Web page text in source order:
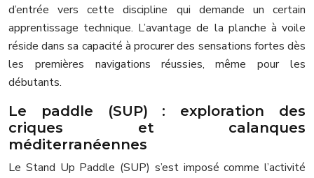
d’entrée vers cette discipline qui demande un certain
apprentissage technique. L’avantage de la planche à voile
réside dans sa capacité à procurer des sensations fortes dès
les premières navigations réussies, même pour les
débutants.
Le paddle (SUP) : exploration des
criques et calanques
méditerranéennes
Le Stand Up Paddle (SUP) s’est imposé comme l’activité